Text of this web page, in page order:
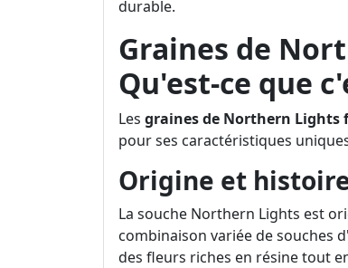
durable.
Graines de
Qu'est-ce que
Les graines de Northern Lights
pour ses caractéristiques
Origine et
La souche Northern Lights est
combinaison variée de souches
des fleurs riches en résine tout